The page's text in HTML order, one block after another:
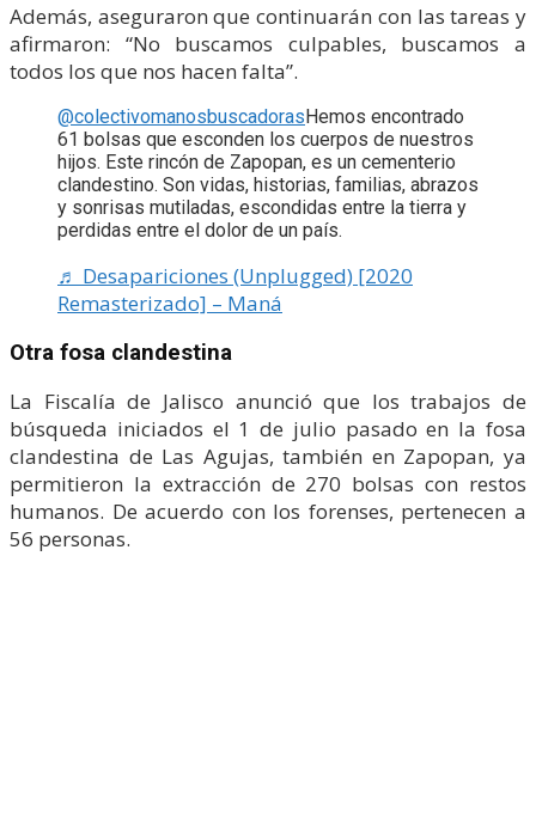
Además, aseguraron que continuarán con las tareas y
afirmaron: “No buscamos culpables, buscamos a
todos los que nos hacen falta”.
@colectivomanosbuscadorasHemos encontrado
61 bolsas que esconden los cuerpos de nuestros
hijos. Este rincón de Zapopan, es un cementerio
clandestino. Son vidas, historias, familias, abrazos
y sonrisas mutiladas, escondidas entre la tierra y
perdidas entre el dolor de un país.
♬ Desapariciones (Unplugged) [2020
Remasterizado] – Maná
Otra fosa clandestina
La Fiscalía de Jalisco anunció que los trabajos de
búsqueda iniciados el 1 de julio pasado en la fosa
clandestina de Las Agujas, también en Zapopan, ya
permitieron la extracción de 270 bolsas con restos
humanos. De acuerdo con los forenses, pertenecen a
56 personas.